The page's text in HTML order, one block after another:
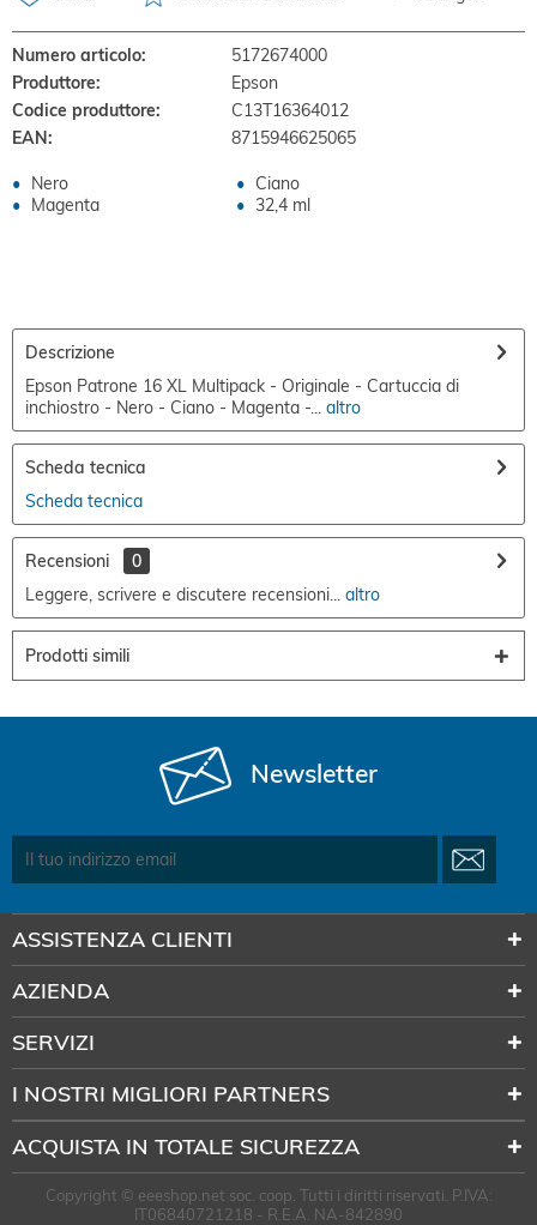
Numero articolo:
5172674000
Produttore:
Epson
Codice produttore:
C13T16364012
EAN:
8715946625065
Nero
Ciano
Magenta
32,4 ml
Descrizione
Epson Patrone 16 XL Multipack - Originale - Cartuccia di
inchiostro - Nero - Ciano - Magenta -... altro
Scheda tecnica
Scheda tecnica
Recensioni
0
Leggere, scrivere e discutere recensioni... altro
Prodotti simili
Newsletter
ASSISTENZA CLIENTI
AZIENDA
SERVIZI
I NOSTRI MIGLIORI PARTNERS
ACQUISTA IN TOTALE SICUREZZA
Copyright © eeeshop.net soc. coop. Tutti i diritti riservati. P.IVA:
IT06840721218 - R.E.A. NA-842890